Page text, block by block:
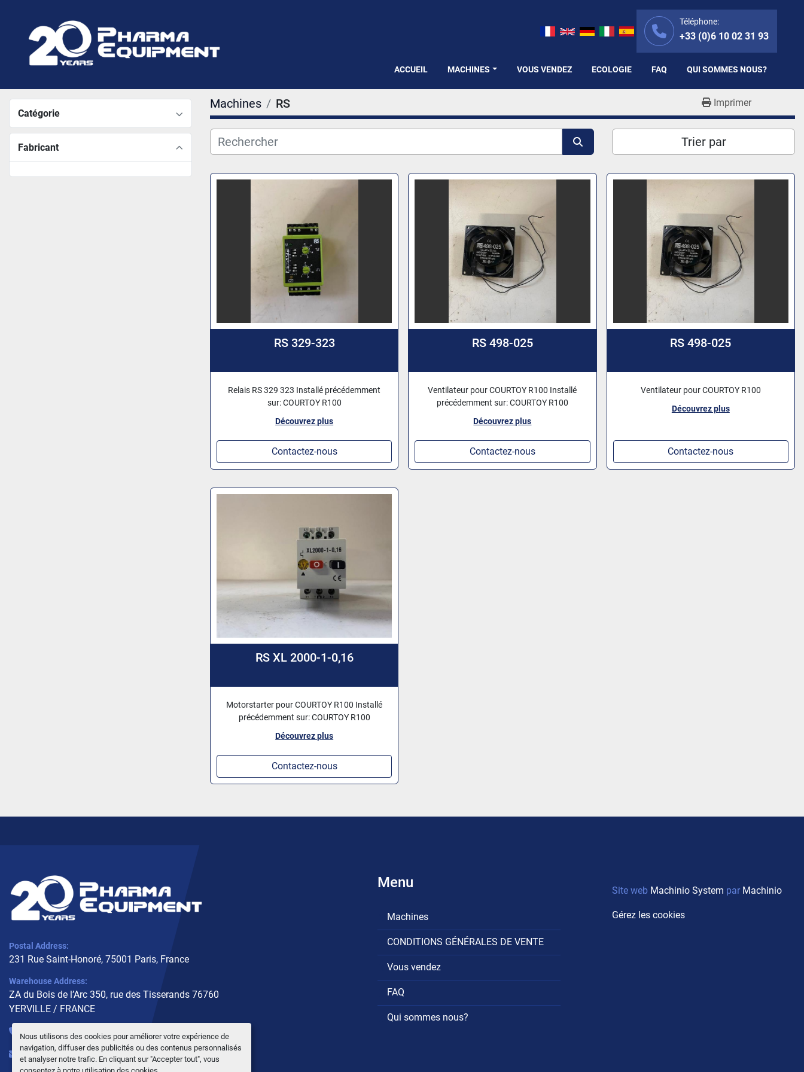
Nous utilisons des cookies pour améliorer votre expérience de
navigation, diffuser des publicités ou des contenus personnalisés
et analyser notre trafic. En cliquant sur "Accepter tout", vous
Téléphone:
+33 (0)6 10 02 31 93
ACCUEIL MACHINES VOUS VENDEZ ECOLOGIE FAQ QUI SOMMES NOUS?
Catégorie
Fabricant
Machines RS Imprimer
Trier par
RS 329-323
Relais RS 329 323 Installé précédemment
sur: COURTOY R100
Découvrez plus
Contactez-nous
RS 498-025
Ventilateur pour COURTOY R100 Installé
précédemment sur: COURTOY R100
Découvrez plus
Contactez-nous
RS 498-025
Ventilateur pour COURTOY R100
Découvrez plus
Contactez-nous
RS XL 2000-1-0,16
Motorstarter pour COURTOY R100 Installé
précédemment sur: COURTOY R100
Découvrez plus
Contactez-nous
Postal Address:
231 Rue Saint-Honoré, 75001 Paris, France
Warehouse Address:
ZA du Bois de l’Arc 350, rue des Tisserands 76760
YERVILLE / FRANCE
+33 (0)6 10 02 31 93
info@pharmaequipment.fr
Menu
Machines
CONDITIONS GÉNÉRALES DE VENTE
Vous vendez
FAQ
Qui sommes nous?
Site web Machinio System par Machinio
Gérez les cookies